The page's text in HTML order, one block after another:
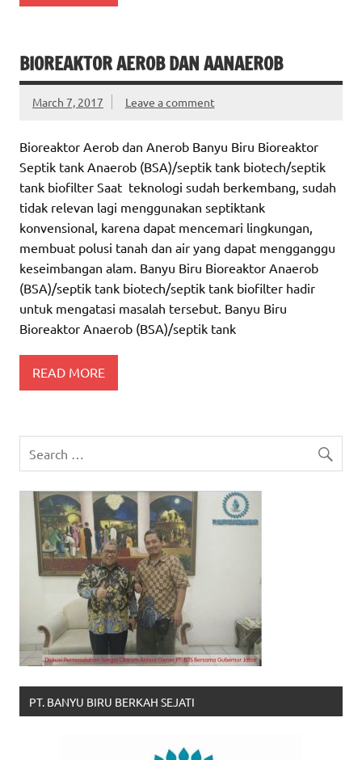
BIOREAKTOR AEROB DAN AANAEROB
March 7, 2017 Leave a comment
Bioreaktor Aerob dan Anerob Banyu Biru Bioreaktor
Septik tank Anaerob (BSA)/septik tank biotech/septik
tank biofilter Saat teknologi sudah berkembang, sudah
tidak relevan lagi menggunakan septiktank
konvensional, karena dapat mencemari lingkungan,
membuat polusi tanah dan air yang dapat mengganggu
keseimbangan alam. Banyu Biru Bioreaktor Anaerob
(BSA)/septik tank biotech/septik tank biofilter hadir
untuk mengatasi masalah tersebut. Banyu Biru
Bioreaktor Anaerob (BSA)/septik tank
READ MORE
PT. BANYU BIRU BERKAH SEJATI